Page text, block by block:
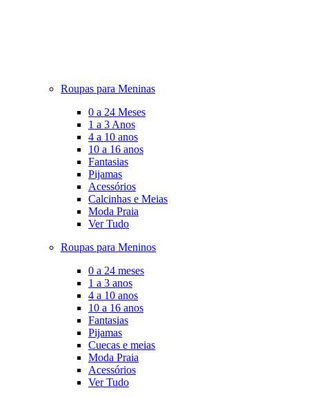
Roupas para Meninas
0 a 24 Meses
1 a 3 Anos
4 a 10 anos
10 a 16 anos
Fantasias
Pijamas
Acessórios
Calcinhas e Meias
Moda Praia
Ver Tudo
Roupas para Meninos
0 a 24 meses
1 a 3 anos
4 a 10 anos
10 a 16 anos
Fantasias
Pijamas
Cuecas e meias
Moda Praia
Acessórios
Ver Tudo